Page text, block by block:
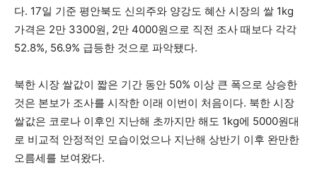
다. 17일 기준 평안북도 신의주와 양강도 혜산 시장의 쌀 1kg
가격은 2만 3300원, 2만 4000원으로 직전 조사 때보다 각각
52.8%, 56.9% 급등한 것으로 파악됐다.
북한 시장 쌀값이 짧은 기간 동안 50% 이상 큰 폭으로 상승한
것은 본보가 조사를 시작한 이래 이번이 처음이다. 북한 시장
쌀값은 코로나 이후인 지난해 초까지만 해도 1kg에 5000원대
로 비교적 안정적인 모습이었으나 지난해 상반기 이후 완만한
오름세를 보여왔다.